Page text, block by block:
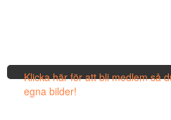
Klicka här för att bli medlem så
egna bilder!